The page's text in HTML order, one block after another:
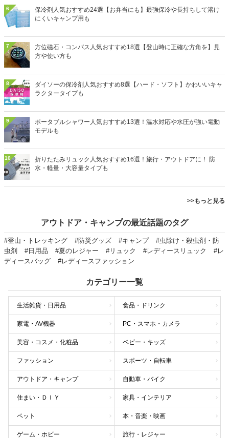
6
保冷剤人気おすすめ24選【お弁当にも】最強保冷や長持ちして溶け
にくいキャンプ用も
7
方位磁石・コンパス人気おすすめ18選【登山時に正確な方角を】見
方や使い方も
8
ダイソーの保冷剤人気おすすめ8選【ハード・ソフト】かわいいキャ
ラクタータイプも
9
ポータブルシャワー人気おすすめ13選！温水対応や水圧が強い電動
モデルも
10
折りたたみリュック人気おすすめ16選！旅行・アウトドアに！ 防
水・軽量・大容量タイプも
>>もっと見る
アウトドア・キャンプの最近話題のタグ
#登山・トレッキング #防災グッズ #キャンプ
#虫除け・殺虫剤・防
虫剤
#日用品 #夏のレジャー #リュック #レディースリュック
#レ
ディースバッグ
#レディースファッション
カテゴリー一覧
生活雑貨・日用品 食品・ドリンク
家電・AV機器 PC・スマホ・カメラ
美容・コスメ・化粧品 ベビー・キッズ
ファッション スポーツ・自転車
アウトドア・キャンプ 自動車・バイク
住まい・ＤＩＹ 家具・インテリア
ペット 本・音楽・映画
ゲーム・ホビー 旅行・レジャー